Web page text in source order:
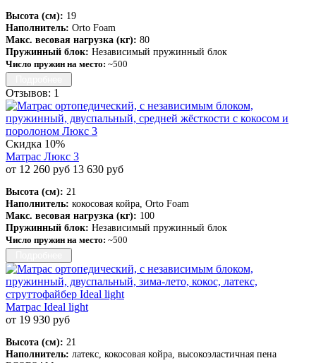
Высота (см): 19
Наполнитель: Orto Foam
Макс. весовая нагрузка (кг): 80
Пружинный блок: Независимый пружинный блок
Число пружин на место: ~500
Отзывов: 1
Скидка 10%
Матрас Люкс 3
от 12 260 руб 13 630 руб
Высота (см): 21
Наполнитель: кокосовая койра, Orto Foam
Макс. весовая нагрузка (кг): 100
Пружинный блок: Независимый пружинный блок
Число пружин на место: ~500
Матрас Ideal light
от 19 930 руб
Высота (см): 21
Наполнитель: латекс, кокосовая койра, высокоэластичная пена